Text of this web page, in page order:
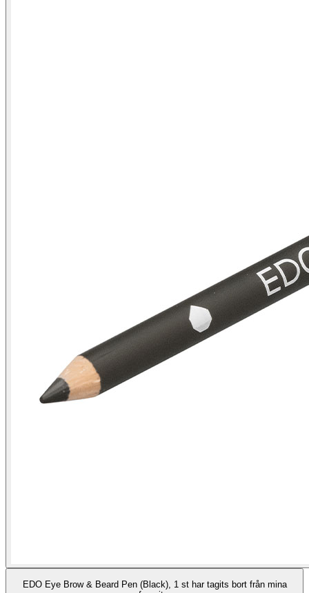
EDO Eye Brow & Beard Pen (Black), 1 st har tagits bort från mina